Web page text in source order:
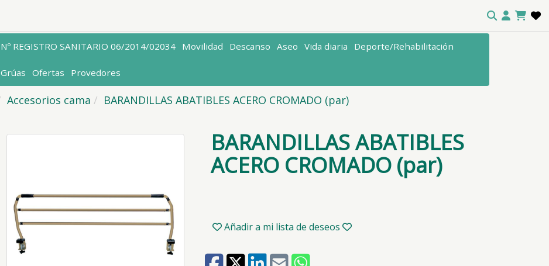
Nº REGISTRO SANITARIO 06/2014/02034 Movilidad Descanso Aseo Vida diaria Deporte/Rehabilitación
Grúas Ofertas Provedores
Accesorios cama BARANDILLAS ABATIBLES ACERO CROMADO (par)
BARANDILLAS ABATIBLES
ACERO CROMADO (par)
Añadir a mi lista de deseos